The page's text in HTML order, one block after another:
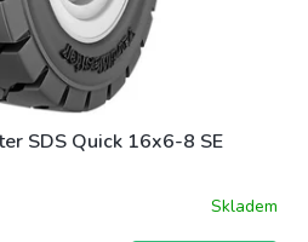
SDS Quick 16x6-8 SE
Skladem